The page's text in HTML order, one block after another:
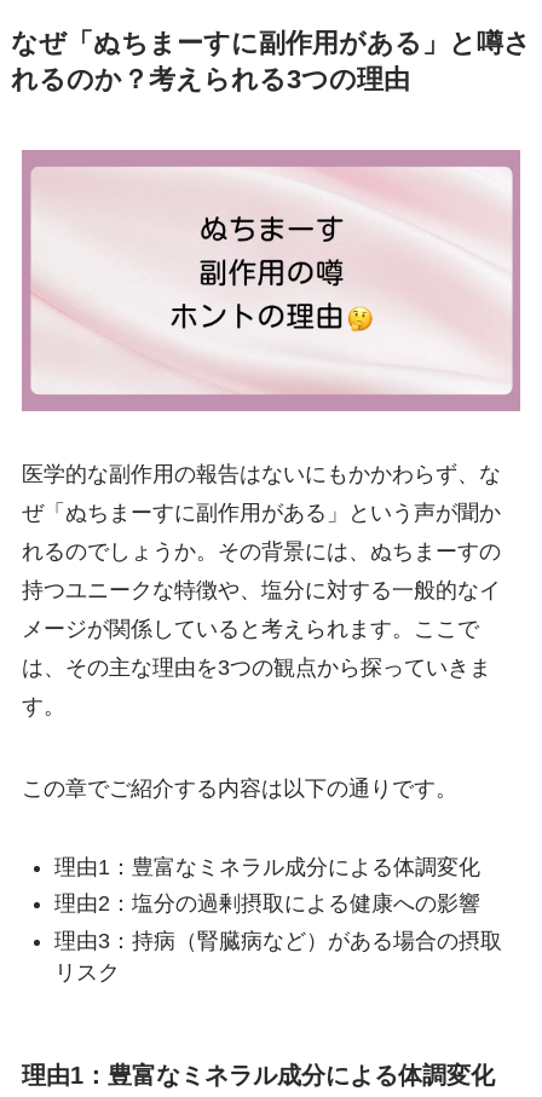
なぜ「ぬちまーすに副作用がある」と噂さ
れるのか？考えられる3つの理由
医学的な副作用の報告はないにもかかわらず、な
ぜ「ぬちまーすに副作用がある」という声が聞か
れるのでしょうか。その背景には、ぬちまーすの
持つユニークな特徴や、塩分に対する一般的なイ
メージが関係していると考えられます。ここで
は、その主な理由を3つの観点から探っていきま
す。
この章でご紹介する内容は以下の通りです。
理由1：豊富なミネラル成分による体調変化
理由2：塩分の過剰摂取による健康への影響
理由3：持病（腎臓病など）がある場合の摂取
リスク
理由1：豊富なミネラル成分による体調変化